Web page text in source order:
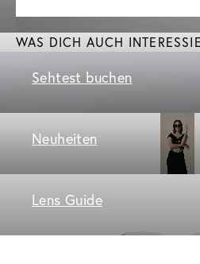
WAS DICH AUCH
Sehtest buchen
Neuheiten
Lens Guide